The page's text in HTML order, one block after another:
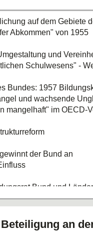
auf dem Gebiete
Abkommen" von 1955
und
Schulwesens" -
Bundes: 1957
und wachsende
mangelhaft" im OECD-
der Bund an
Bund und Länder
für Bildung und
Bildungswesen / BLK -
an